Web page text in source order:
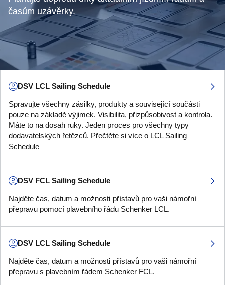
časům uzávěrky.
DSV LCL Sailing Schedule
Spravujte všechny zásilky, produkty a související součásti
pouze na základě výjimek. Visibilita, přizpůsobivost a kontrola.
Máte to na dosah ruky. Jeden proces pro všechny typy
dodavatelských řetězců. Přečtěte si více o LCL Sailing
Schedule
DSV FCL Sailing Schedule
Najděte čas, datum a možnosti přístavů pro vaši námořní
přepravu pomocí plavebního řádu Schenker LCL.
DSV LCL Sailing Schedule
Najděte čas, datum a možnosti přístavů pro vaši námořní
přepravu s plavebním řádem Schenker FCL.